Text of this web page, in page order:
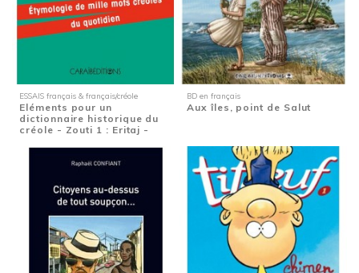
ESSAIS français & français/créole
Eléments pour un
dictionnaire historique du
créole - Zouti 1 : Eritaj -
BD en français
Aux îles, point de Salut